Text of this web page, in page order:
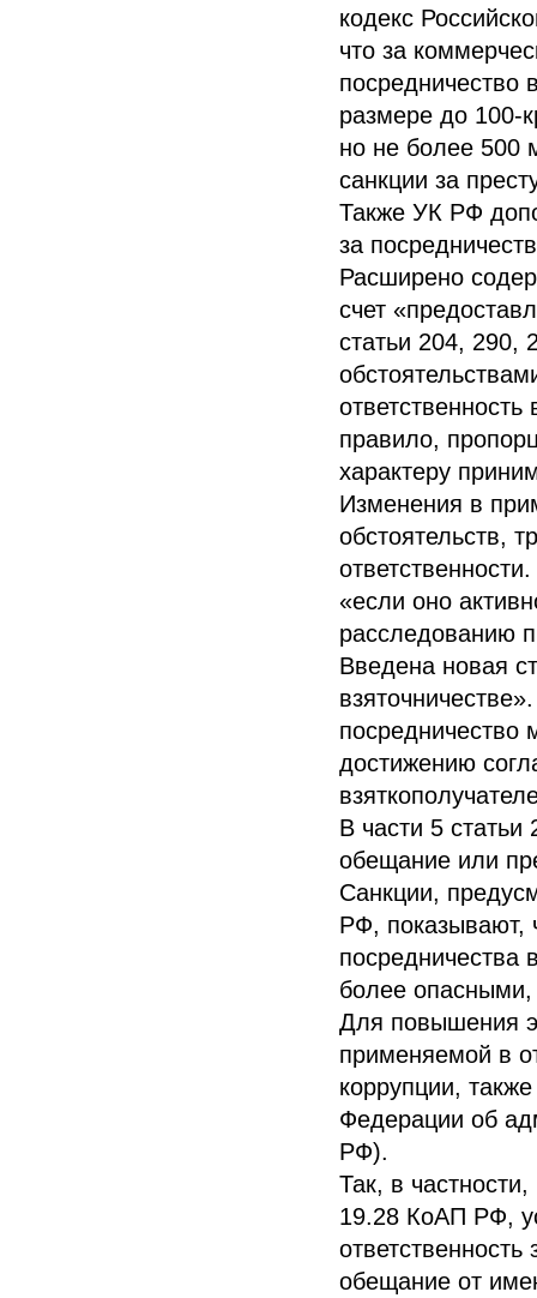
кодекс
что за
посредничество
размере до 100-
но не более 500
санкции за
Также УК РФ
за
Расширено
счет
статьи 204,
правило,
характеру
Изменения в
обстоятельств,
«если оно
расследованию
Введена новая
посредничество
достижению
В части 5 статьи
обещание или
Санкции,
РФ, показывают,
посредничества
более опасными,
Для повышения
применяемой в
коррупции,
Федерации об
РФ).
Так, в
19.28 КоАП РФ,
обещание от